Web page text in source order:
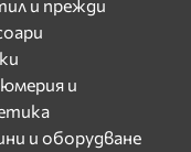
и прежди
и
и оборудване